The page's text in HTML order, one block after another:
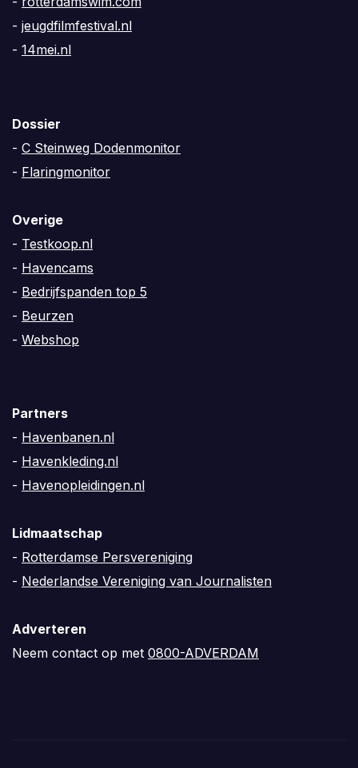
- jeugdfilmfestival.nl
- 14mei.nl
Dossier
- C Steinweg Dodenmonitor
- Flaringmonitor
Overige
- Testkoop.nl
- Havencams
- Bedrijfspanden top 5
- Beurzen
- Webshop
Partners
- Havenbanen.nl
- Havenkleding.nl
- Havenopleidingen.nl
Lidmaatschap
- Rotterdamse Persvereniging
- Nederlandse Vereniging van Journalisten
Adverteren
Neem contact op met 0800-ADVERDAM